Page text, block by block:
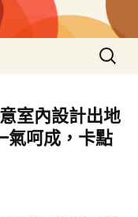
搜
尋
鍵
字:
室內設計出地
氣呵成，卡點